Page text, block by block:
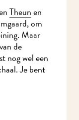
Theunen
om
Maar
de
nog wel een
Je bent